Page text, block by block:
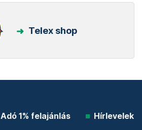
Telex shop
Adó 1% felajánlás Hírlevelek